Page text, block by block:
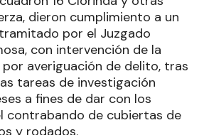
dieron cumplimiento a un
por el Juzgado
con intervención de la
por averiguación de delito, tras
tareas de investigación
a fines de dar con los
contrabando de cubiertas de
y rodados.